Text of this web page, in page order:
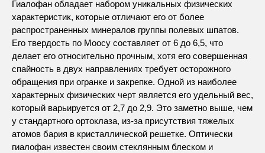
Гиалофан обладает набором уникальных физических
характеристик, которые отличают его от более
распространенных минералов группы полевых шпатов.
Его твердость по Моосу составляет от 6 до 6,5, что
делает его относительно прочным, хотя его совершенная
спайность в двух направлениях требует осторожного
обращения при огранке и закрепке. Одной из наиболее
характерных физических черт является его удельный вес,
который варьируется от 2,7 до 2,9. Это заметно выше, чем
у стандартного ортоклаза, из-за присутствия тяжелых
атомов бария в кристаллической решетке. Оптически
гиалофан известен своим стеклянным блеском и